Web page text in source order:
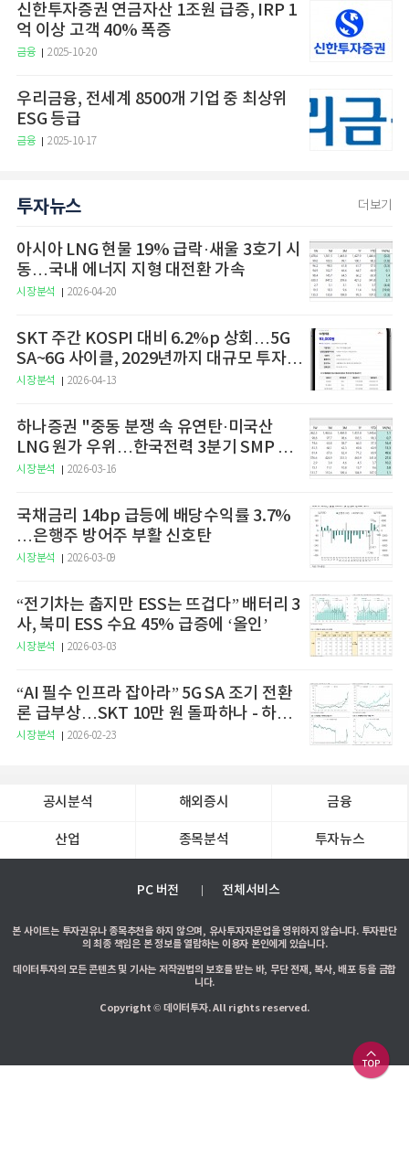
신한투자증권 연금자산 1조원 급증, IRP 1
억 이상 고객 40% 폭증
금융 2025-10-20
우리금융, 전세계 8500개 기업 중 최상위
ESG 등급
금융 2025-10-17
투자뉴스 더보기
아시아 LNG 현물 19% 급락·새울 3호기 시
동…국내 에너지 지형 대전환 가속
시장분석 2026-04-20
SKT 주간 KOSPI 대비 6.2%p 상회…5G
SA~6G 사이클, 2029년까지 대규모 투자
예고
시장분석 2026-04-13
하나증권 "중동 분쟁 속 유연탄·미국산
LNG 원가 우위…한국전력 3분기 SMP 상
승 전망"
시장분석 2026-03-16
국채금리 14bp 급등에 배당수익률 3.7%
…은행주 방어주 부활 신호탄
시장분석 2026-03-09
“전기차는 춥지만 ESS는 뜨겁다” 배터리 3
사, 북미 ESS 수요 45% 급증에 ‘올인’
시장분석 2026-03-03
“AI 필수 인프라 잡아라” 5G SA 조기 전환
론 급부상…SKT 10만 원 돌파하나 - 하나
증권
시장분석 2026-02-23
공시분석 해외증시 금융
산업 종목분석 투자뉴스
PC 버전 전체서비스
본 사이트는 투자권유나 종목추천을 하지 않으며, 유사투자자문업을 영위하지 않습니다. 투자판단
의 최종 책임은 본 정보를 열람하는 이용자 본인에게 있습니다.
데이터투자의 모든 콘텐츠 및 기사는 저작권법의 보호를 받는 바, 무단 전재, 복사, 배포 등을 금합
니다.
Copyright © 데이터투자. All rights reserved.